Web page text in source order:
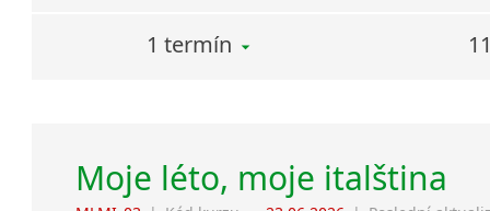
1 termín
Moje léto, moje italština